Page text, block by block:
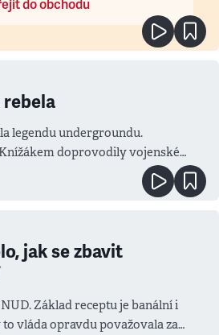
do obchodu
legendu undergroundu.
doprovodily vojenské
jak se zbavit
Základ receptu je banální i
vláda opravdu považovala za